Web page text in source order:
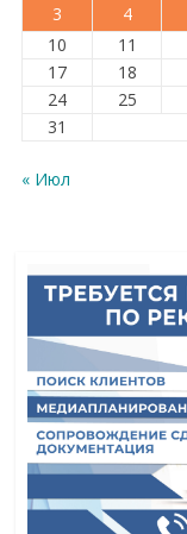
3
4
10
11
17
18
24
25
31
« Июл